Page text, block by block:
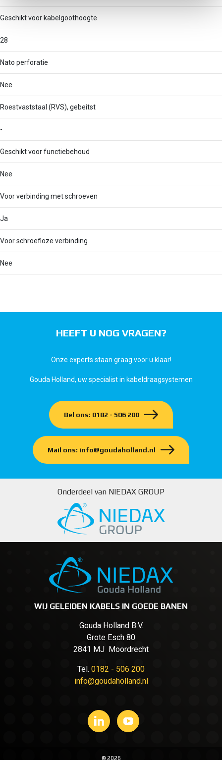
Geschikt voor kabelgoothoogte
28
Nato perforatie
Nee
Roestvaststaal (RVS), gebeitst
-
Geschikt voor functiebehoud
Nee
Voor verbinding met schroeven
Ja
Voor schroefloze verbinding
Nee
HEEFT U NOG VRAGEN?
Onze experts staan graag voor u klaar!
Gouda Holland, uw specialist in kabeldraagsystemen
Bel ons: 0182 - 506 200
Mail ons: info@goudaholland.nl
Onderdeel van NIEDAX GROUP
WIJ GELEIDEN KABELS IN GOEDE BANEN
Gouda Holland B.V.
Grote Esch 80
2841 MJ Moordrecht
Tel. 0182 - 506 200
info@goudaholland.nl
© 2026